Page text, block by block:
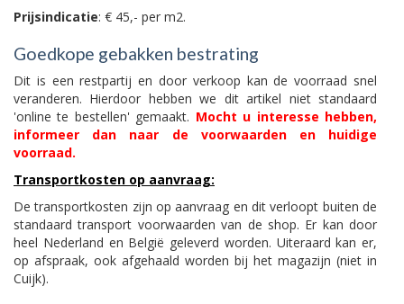
Prijsindicatie: € 45,- per m2.
Goedkope gebakken bestrating
Dit is een restpartij en door verkoop kan de voorraad snel
veranderen. Hierdoor hebben we dit artikel niet standaard
'online te bestellen' gemaakt. Mocht u interesse hebben,
informeer dan naar de voorwaarden en huidige
voorraad.
Transportkosten op aanvraag:
De transportkosten zijn op aanvraag en dit verloopt buiten de
standaard transport voorwaarden van de shop. Er kan door
heel Nederland en België geleverd worden. Uiteraard kan er,
op afspraak, ook afgehaald worden bij het magazijn (niet in
Cuijk).